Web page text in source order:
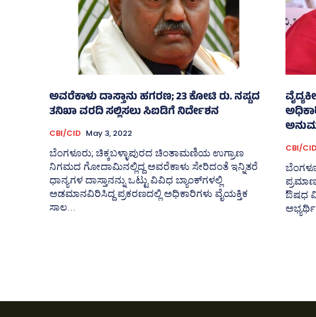
ಅವರೆಕಾಳು ದಾಸ್ತಾನು ಹಗರಣ; 23 ಕೋಟಿ ರು. ನಷ್ಟದ
ತನಿಖಾ ವರದಿ ಸಲ್ಲಿಸಲು ಸಿಐಡಿಗೆ ನಿರ್ದೇಶನ
CBI/CID May 3, 2022
ಬೆಂಗಳೂರು; ಚಿಕ್ಕಬಳ್ಳಾಪುರದ ಚಿಂತಾಮಣಿಯ ಉಗ್ರಾಣ
ನಿಗಮದ ಗೋದಾಮಿನಲ್ಲಿದ್ದ ಅವರೆಕಾಳು ಸೇರಿದಂತೆ ಇನ್ನಿತರೆ
ಧಾನ್ಯಗಳ ದಾಸ್ತಾನನ್ನು ಒಟ್ಟು ವಿವಿಧ ಬ್ಯಾಂಕ್‌ಗಳಲ್ಲಿ
ಅಡಮಾನವಿರಿಸಿದ್ದ ಪ್ರಕರಣದಲ್ಲಿ ಅಧಿಕಾರಿಗಳು ವೈಯಕ್ತಿಕ
ಸಾಲ...
CBI/CID
ಔಷಧ